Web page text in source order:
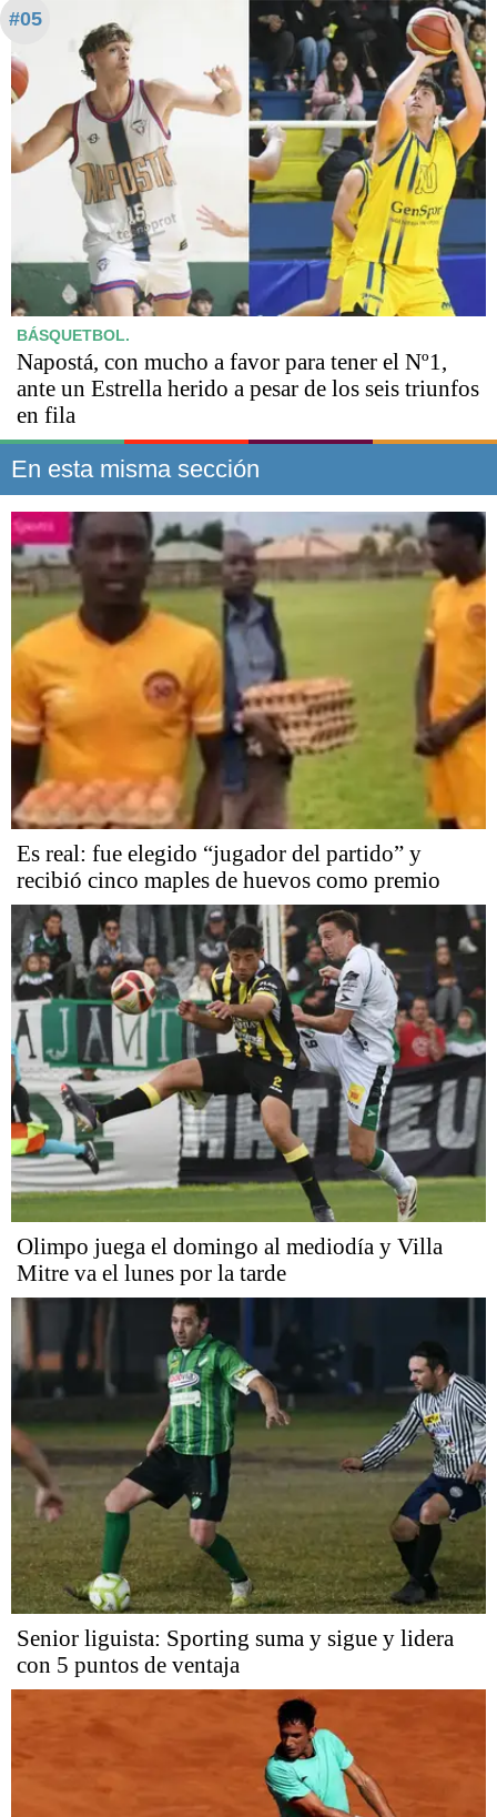
#05
BÁSQUETBOL.
Napostá, con mucho a favor para tener el Nº1,
ante un Estrella herido a pesar de los seis triunfos
en fila
En esta misma sección
Es real: fue elegido “jugador del partido” y
recibió cinco maples de huevos como premio
Olimpo juega el domingo al mediodía y Villa
Mitre va el lunes por la tarde
Senior liguista: Sporting suma y sigue y lidera
con 5 puntos de ventaja